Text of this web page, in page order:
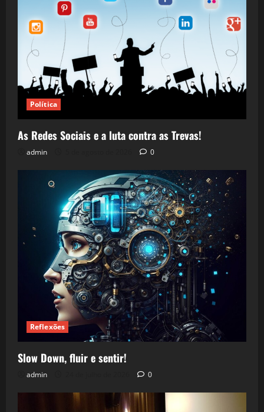
Política
As Redes Sociais e a luta contra as Trevas!
admin 0
Reflexões
Slow Down, fluir e sentir!
admin 0